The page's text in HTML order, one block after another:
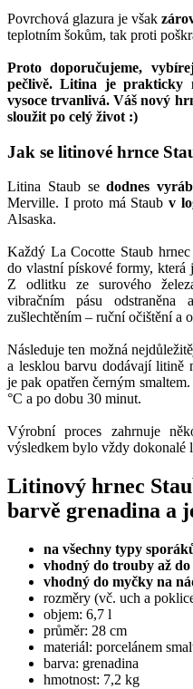
Povrchová glazura je však
teplotním šokům, tak proti
Proto doporučujeme,
pečlivě. Litina je prakticky
vysoce trvanlivá. Váš nový
sloužit po celý život :)
Jak se litinové hrnce
Litina Staub sedodnes
Merville. I proto má Staubv
Alsaska.
Každý La Cocotte Staub
do vlastní pískové formy, která
Z odlitku ze surového
vibračním pásu
zušlechtěním – ruční očištění a
Následuje ten možná
a lesklou barvu dodávají litině
je pak opatřen černým
°C a po dobu 30 minut.
Výrobní proces zahrnuje
výsledkem bylo vždy dokonalé
Litinový hrnec
barvě grenadina a
na všechny typy
vhodný do trouby až do
vhodný do myčky na
rozměry (vč. uch a
objem: 6,7 l
průměr: 28 cm
materiál: porcelánem
barva: grenadina
hmotnost: 7,2 kg